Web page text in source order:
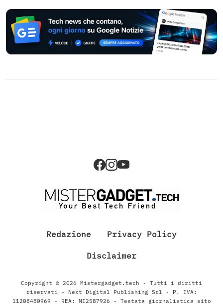
Redazione Privacy Policy
Disclaimer
Copyright © 2026 Mistergadget.tech - Tutti i diritti
riservati - Next Digital Publishing Srl - P. IVA:
11208480969 - REA: MI2587926 - Testata giornalistica sito